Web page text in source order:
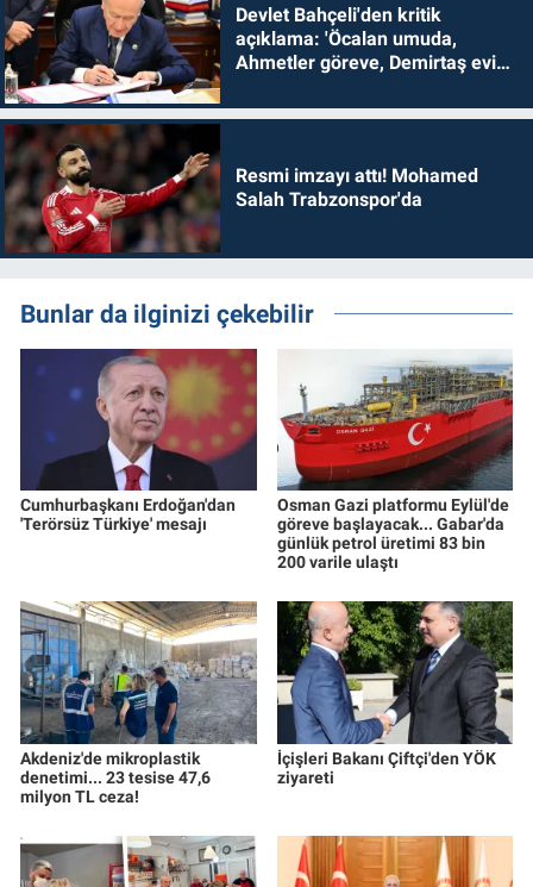
Devlet Bahçeli'den kritik
açıklama: 'Öcalan umuda,
Ahmetler göreve, Demirtaş evine
Resmi imzayı attı! Mohamed
Salah Trabzonspor'da
Bunlar da ilginizi çekebilir
Cumhurbaşkanı Erdoğan'dan
'Terörsüz Türkiye' mesajı
Osman Gazi platformu Eylül'de
göreve başlayacak... Gabar'da
günlük petrol üretimi 83 bin
200 varile ulaştı
Akdeniz'de mikroplastik
denetimi... 23 tesise 47,6
milyon TL ceza!
İçişleri Bakanı Çiftçi'den YÖK
ziyareti